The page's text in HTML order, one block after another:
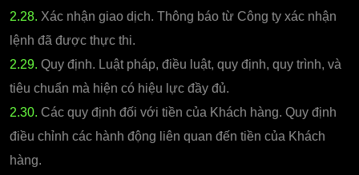
2.28. Xác nhận giao dịch. Thông báo từ Công ty xác nhận
lệnh đã được thực thi.
2.29. Quy định. Luật pháp, điều luật, quy định, quy trình, và
tiêu chuẩn mà hiện có hiệu lực đầy đủ.
2.30. Các quy định đối với tiền của Khách hàng. Quy định
điều chỉnh các hành động liên quan đến tiền của Khách
hàng.